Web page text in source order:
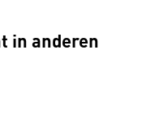
in anderen